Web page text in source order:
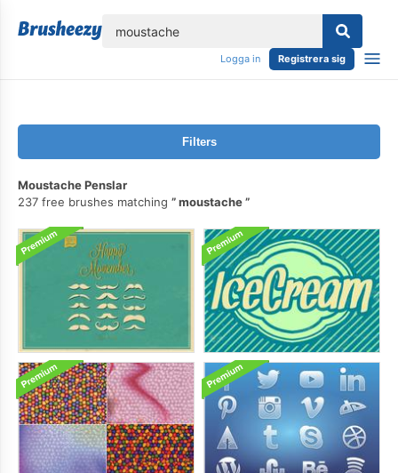
Logga in Registrera sig
Filters
Moustache Penslar
237 free brushes matching
moustache